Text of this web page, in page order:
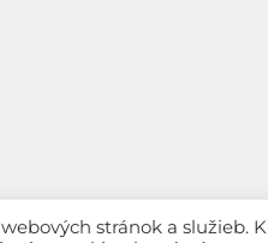
stránok a služieb.